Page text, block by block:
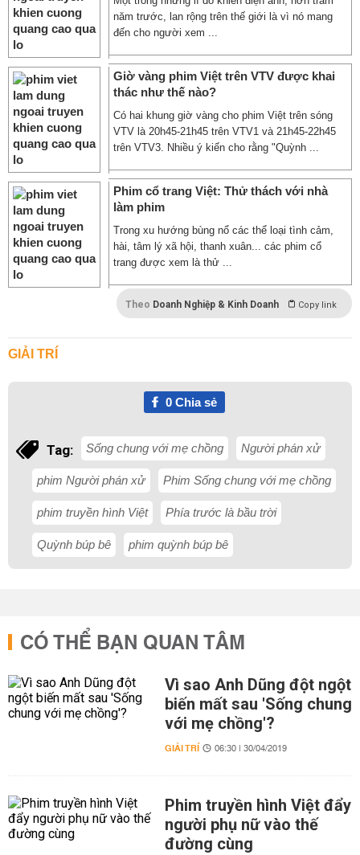
năm trước, lan rộng trên thế giới là vì nó mang
đến cho người xem ...
Giờ vàng phim Việt trên VTV được khai
thác như thế nào?
Có hai khung giờ vàng cho phim Việt trên sóng
VTV là 20h45-21h45 trên VTV1 và 21h45-22h45
trên VTV3. Nhiều ý kiến cho rằng "Quỳnh ...
Phim cổ trang Việt: Thử thách với nhà
làm phim
Trong xu hướng bùng nổ các thể loại tình cảm,
hài, tâm lý xã hội, thanh xuân... các phim cổ
trang được xem là thử ...
Theo Doanh Nghiệp & Kinh Doanh Copy link
GIẢI TRÍ
0Chia sẻ
Tag: Sống chung với mẹ chồng Người phán xử
phim Người phán xử Phim Sống chung với mẹ chồng
phim truyền hình Việt Phía trước là bầu trời
Quỳnh búp bê phim quỳnh búp bê
CÓ THỂ BẠN QUAN TÂM
Vì sao Anh Dũng đột ngột
biến mất sau 'Sống chung
với mẹ chồng'?
GIẢI TRÍ 06:30 | 30/04/2019
Phim truyền hình Việt đẩy
người phụ nữ vào thế
đường cùng